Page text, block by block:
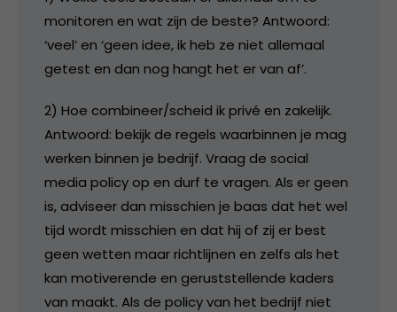
monitoren en wat zijn de beste? Antwoord:
‘veel’ en ‘geen idee, ik heb ze niet allemaal
getest en dan nog hangt het er van af’.
2) Hoe combineer/scheid ik privé en zakelijk.
Antwoord: bekijk de regels waarbinnen je mag
werken binnen je bedrijf. Vraag de social
media policy op en durf te vragen. Als er geen
is, adviseer dan misschien je baas dat het wel
tijd wordt misschien en dat hij of zij er best
geen wetten maar richtlijnen en zelfs als het
kan motiverende en geruststellende kaders
van maakt. Als de policy van het bedrijf niet